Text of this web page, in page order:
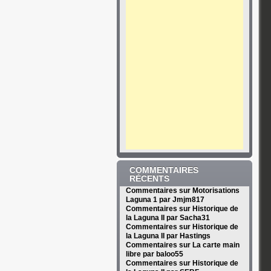
COMMENTAIRES
RÉCENTS
Commentaires sur Motorisations
Laguna 1 par Jmjm817
Commentaires sur Historique de
la Laguna II par Sacha31
Commentaires sur Historique de
la Laguna II par Hastings
Commentaires sur La carte main
libre par baloo55
Commentaires sur Historique de